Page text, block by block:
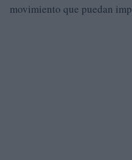
movimiento que puedan